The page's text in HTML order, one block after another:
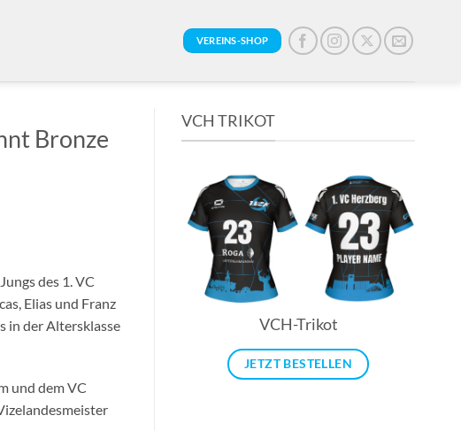
VEREINS-SHOP
Bronze
des 1. VC
Elias und Franz
in der Altersklasse
und dem VC
VCH TRIKOT
VCH-Trikot
JETZT BESTELLEN